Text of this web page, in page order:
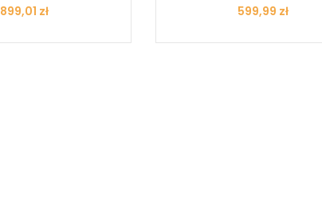
Cena
899,01 zł Cena
599,99 zł